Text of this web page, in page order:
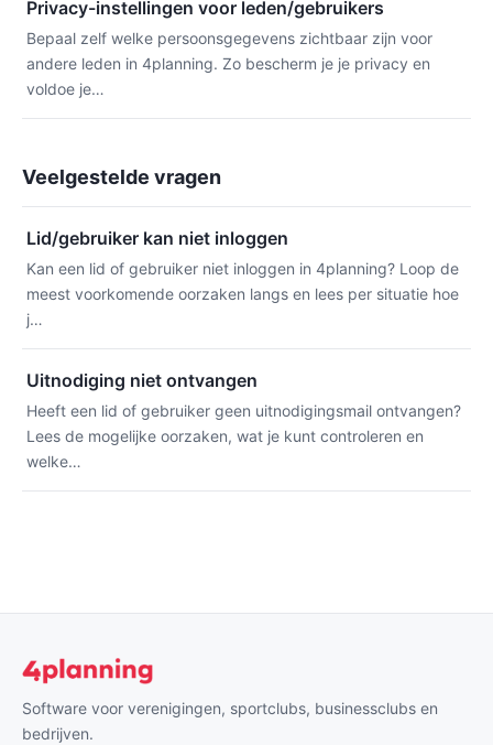
Privacy-instellingen voor leden/gebruikers
Bepaal zelf welke persoonsgegevens zichtbaar zijn voor
andere leden in 4planning. Zo bescherm je je privacy en
voldoe je…
Veelgestelde vragen
Lid/gebruiker kan niet inloggen
Kan een lid of gebruiker niet inloggen in 4planning? Loop de
meest voorkomende oorzaken langs en lees per situatie hoe
j…
Uitnodiging niet ontvangen
Heeft een lid of gebruiker geen uitnodigingsmail ontvangen?
Lees de mogelijke oorzaken, wat je kunt controleren en
welke…
Software voor verenigingen, sportclubs, businessclubs en
bedrijven.